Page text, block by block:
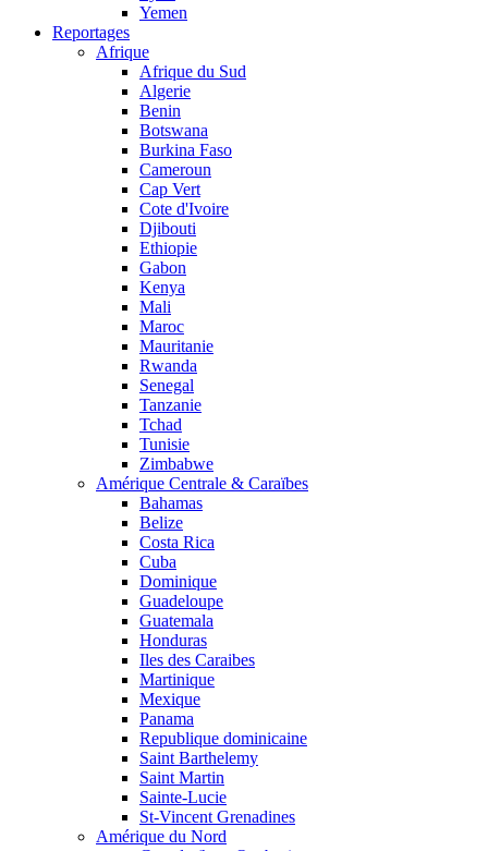
Yemen
Reportages
Afrique
Afrique du Sud
Algerie
Benin
Botswana
Burkina Faso
Cameroun
Cap Vert
Cote d'Ivoire
Djibouti
Ethiopie
Gabon
Kenya
Mali
Maroc
Mauritanie
Rwanda
Senegal
Tanzanie
Tchad
Tunisie
Zimbabwe
Amérique Centrale & Caraïbes
Bahamas
Belize
Costa Rica
Cuba
Dominique
Guadeloupe
Guatemala
Honduras
Iles des Caraibes
Martinique
Mexique
Panama
Republique dominicaine
Saint Barthelemy
Saint Martin
Sainte-Lucie
St-Vincent Grenadines
Amérique du Nord